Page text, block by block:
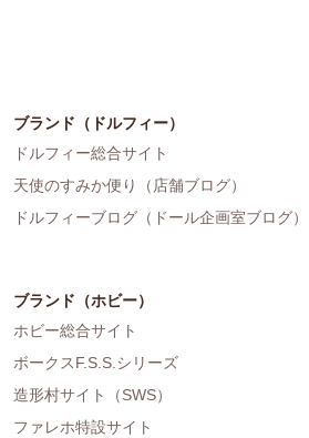
ブランド（ドルフィー）
ドルフィー総合サイト
天使のすみか便り（店舗ブログ）
ドルフィーブログ（ドール企画室ブログ）
ブランド（ホビー）
ホビー総合サイト
ボークスF.S.S.シリーズ
造形村サイト（SWS）
ファレホ特設サイト